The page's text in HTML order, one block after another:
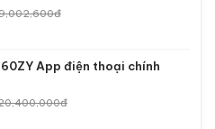
App điện thoại chính